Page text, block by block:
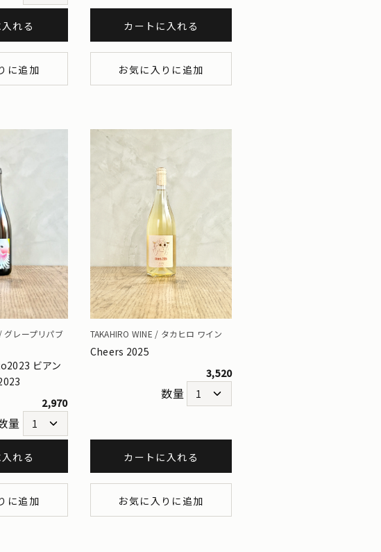
れる
に追加
カートに入れる
お気に入りに追加
グレープリパブ
ビアン
2,970
量
れる
に追加
TAKAHIRO WINE / タカヒロ ワイン
Cheers 2025
3,520
数量
カートに入れる
お気に入りに追加